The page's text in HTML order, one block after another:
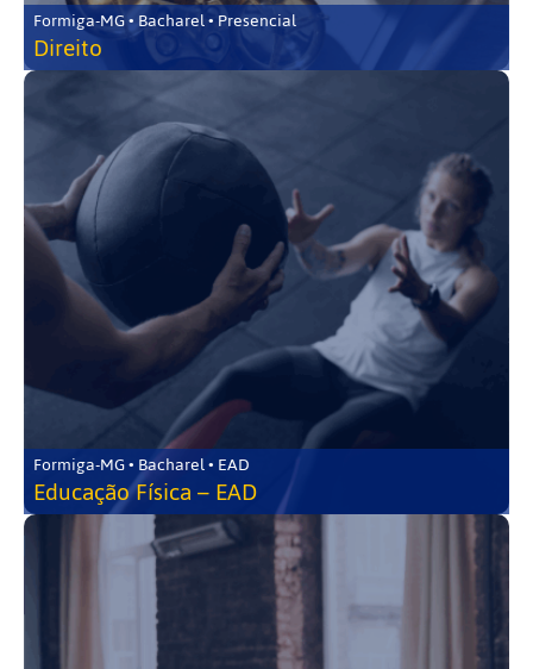
Formiga-MG • Bacharel • Presencial
Direito
Formiga-MG • Bacharel • EAD
Educação Física – EAD